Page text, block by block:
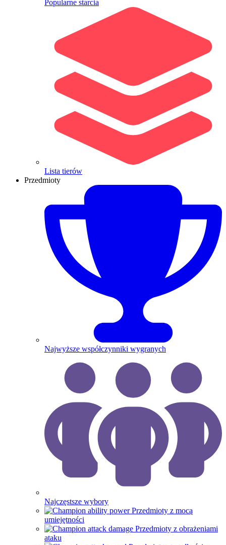
Popularne starcia
Lista tierów
Przedmioty
Najwyższe współczynniki wygranych
Najczęstsze wybory
Przedmioty z mocą
umiejętności
Przedmioty z obrażeniami
ataku